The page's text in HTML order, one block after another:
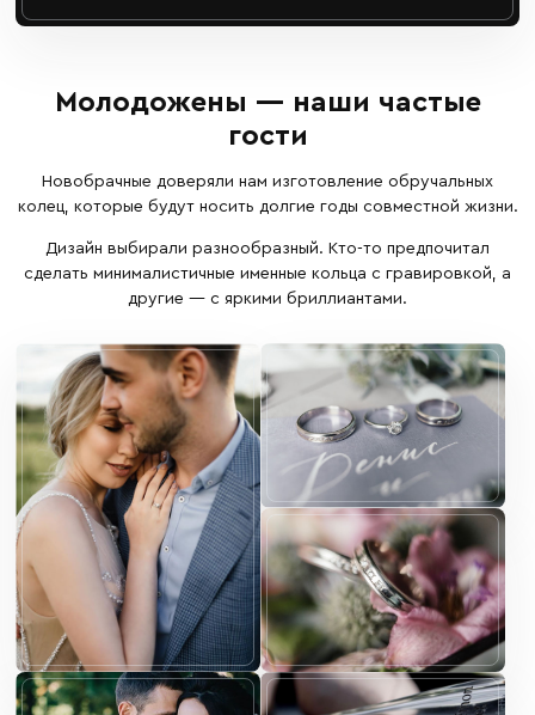
Молодожены — наши частые
гости
Новобрачные доверяли нам изготовление обручальных
колец, которые будут носить долгие годы совместной жизни.
Дизайн выбирали разнообразный. Кто-то предпочитал
сделать минималистичные именные кольца с гравировкой, а
другие — с яркими бриллиантами.